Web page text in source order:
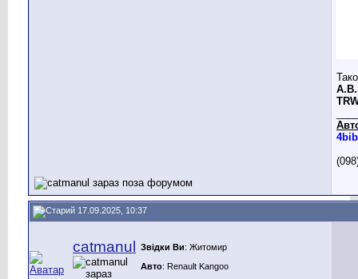
17.09.2025, 10:37
catmanul Звідки Ви: Житомир
Авто: Renault Kangoo